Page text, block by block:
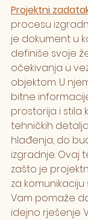
Projektni
procesu
je dokument u
definiše svoje
očekivanja u
objektom. U
bitne
prostorija i stila
tehničkih
hlađenja, do
izgradnje. Ovaj
zašto je
za komunikaciju
Vam pomaže
idejno rješenje